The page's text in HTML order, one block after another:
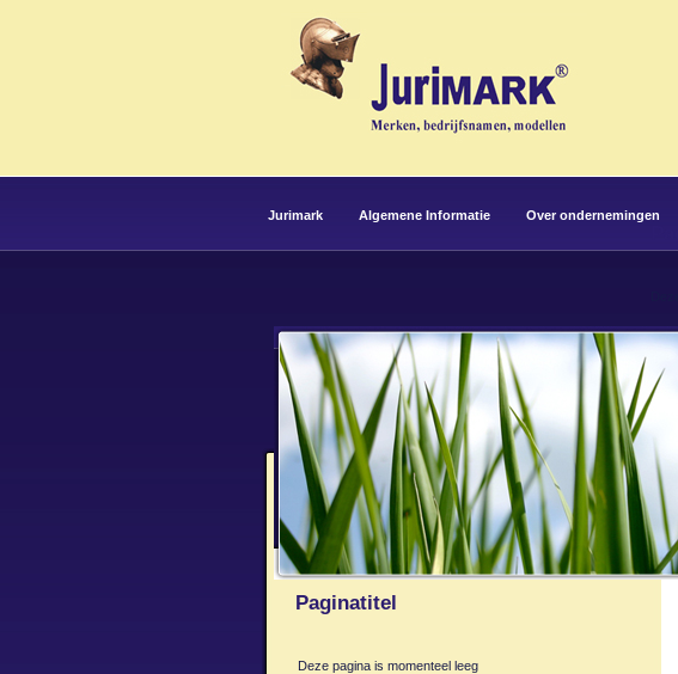
Jurimark Algemene Informatie Over ondernemingen
Paginatitel
Deze pagina is momenteel leeg